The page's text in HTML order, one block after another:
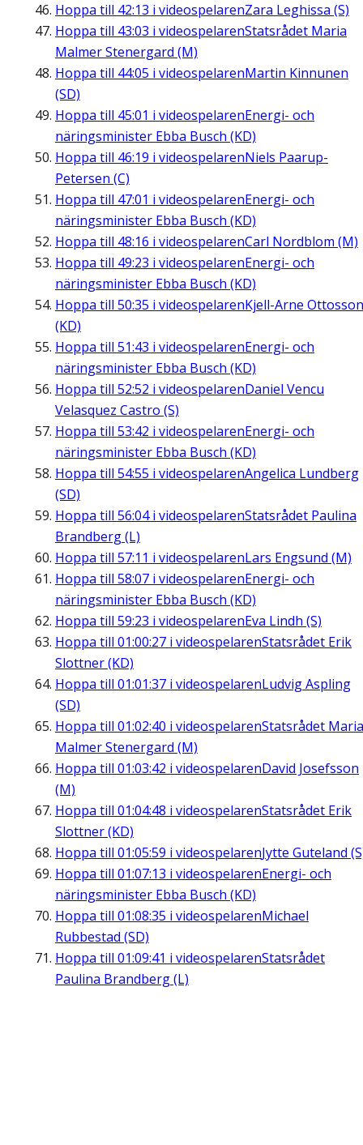
Hoppa till 42:13 i videospelarenZara Leghissa (S)
Hoppa till 43:03 i videospelarenStatsrådet Maria
Malmer Stenergard (M)
Hoppa till 44:05 i videospelarenMartin Kinnunen
(SD)
Hoppa till 45:01 i videospelarenEnergi- och
näringsminister Ebba Busch (KD)
Hoppa till 46:19 i videospelarenNiels Paarup-
Petersen (C)
Hoppa till 47:01 i videospelarenEnergi- och
näringsminister Ebba Busch (KD)
Hoppa till 48:16 i videospelarenCarl Nordblom (M)
Hoppa till 49:23 i videospelarenEnergi- och
näringsminister Ebba Busch (KD)
Hoppa till 50:35 i videospelarenKjell-Arne Ottosson
(KD)
Hoppa till 51:43 i videospelarenEnergi- och
näringsminister Ebba Busch (KD)
Hoppa till 52:52 i videospelarenDaniel Vencu
Velasquez Castro (S)
Hoppa till 53:42 i videospelarenEnergi- och
näringsminister Ebba Busch (KD)
Hoppa till 54:55 i videospelarenAngelica Lundberg
(SD)
Hoppa till 56:04i videospelarenStatsrådet Paulina
Brandberg (L)
Hoppa till 57:11 i videospelarenLars Engsund (M)
Hoppa till 58:07 i videospelarenEnergi- och
näringsminister Ebba Busch (KD)
Hoppa till 59:23 i videospelarenEva Lindh (S)
Hoppa till 01:00:27 i videospelarenStatsrådet Erik
Slottner (KD)
Hoppa till 01:01:37 i videospelarenLudvig Aspling
(SD)
Hoppa till 01:02:40 i videospelarenStatsrådet Maria
Malmer Stenergard (M)
Hoppa till 01:03:42 i videospelarenDavid Josefsson
(M)
Hoppa till 01:04:48 i videospelarenStatsrådet Erik
Slottner (KD)
Hoppa till 01:05:59 i videospelarenJytte Guteland
Hoppa till 01:07:13 i videospelarenEnergi- och
näringsminister Ebba Busch (KD)
Hoppa till 01:08:35 i videospelarenMichael
Rubbestad (SD)
Hoppa till 01:09:41 i videospelarenStatsrådet
Paulina Brandberg (L)